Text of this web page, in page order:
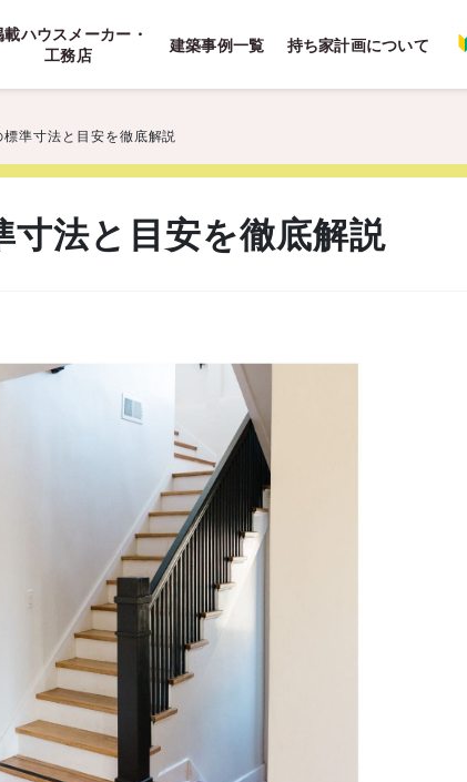
載ハウスメーカー・
工務店
建築事例一覧 持ち家計画について
準寸法と目安を徹底解説
法と目安を徹底解説